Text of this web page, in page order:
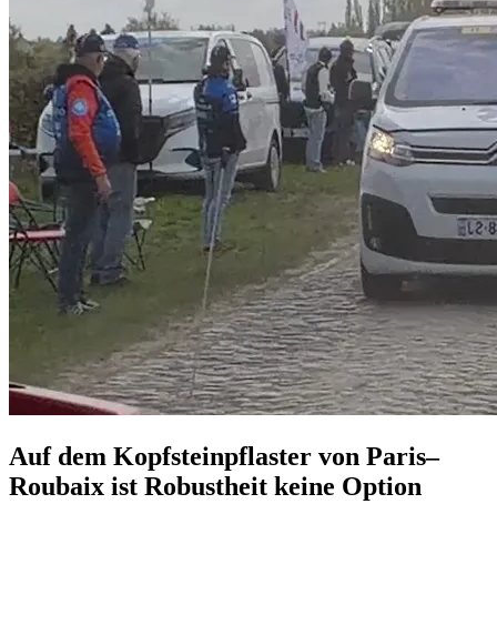
Auf dem Kopfsteinpflaster von Paris–
Roubaix ist Robustheit keine Option